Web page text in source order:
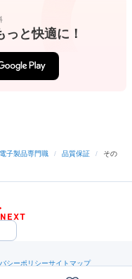
と快適に！
子製品専門職 / 品質保証 /
その
シーポリシーサイトマップ